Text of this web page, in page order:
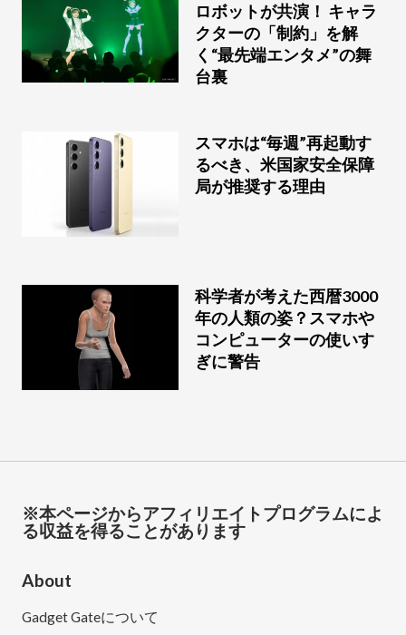
ロボットが共演！ キャラ
クターの「制約」を解
く“最先端エンタメ”の舞
台裏
スマホは“毎週”再起動す
るべき、米国家安全保障
局が推奨する理由
科学者が考えた西暦3000
年の人類の姿？スマホや
コンピューターの使いす
ぎに警告
※本ページからアフィリエイトプログラムによ
る収益を得ることがあります
About
Gadget Gateについて